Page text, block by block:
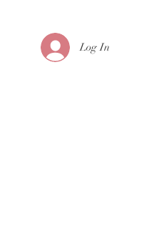
Log In